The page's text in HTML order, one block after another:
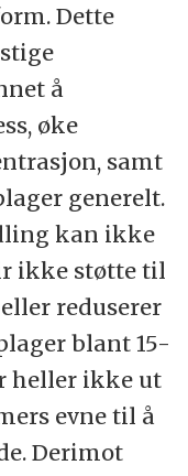
Dette
å
øke
samt
generelt.
kan ikke
ikke støtte til
reduserer
blant 15-
heller ikke ut
evne til å
Derimot